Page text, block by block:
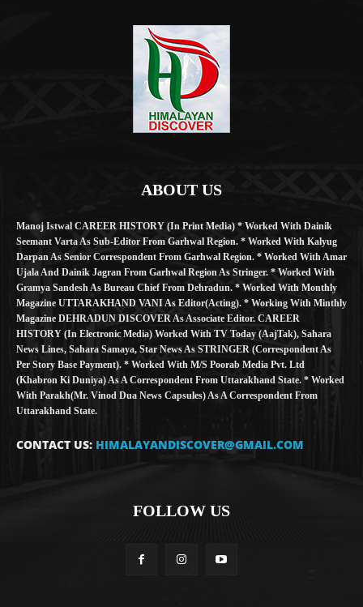
ABOUT US
Manoj Istwal CAREER HISTORY (in Print Media) * Worked With Dainik
Seemant Varta As Sub-Editor From Garhwal Region. * Worked With Kalyug
Darpan As Senior Correspondent From Garhwal Region. * Worked With Amar
Ujala And Dainik Jagran From Garhwal Region As Stringer. * Worked With
Gramya Sandesh As Bureau Chief From Dehradun. * Worked With Monthly
Magazine UTTARAKHAND VANI As Editor(Acting). * Working With Minthly
Magazine DEHRADUN DISCOVER As Associate Editor. CAREER
HISTORY (in Electronic Media) Worked With TV Today (AajTak), Sahara
News Lines, Sahara Samaya, Star News As STRINGER (Correspondent As
Per Story Base Payment). * Worked With M/S Poorab Media Pvt. Ltd
(Khabron Ki Duniya) As A Correspondent From Uttarakhand State. * Worked
With Parakh(Mr. Vinod Dua News Capsules) As A Correspondent From
Uttarakhand State.
CONTACT US: HIMALAYANDISCOVER@GMAIL.COM
FOLLOW US